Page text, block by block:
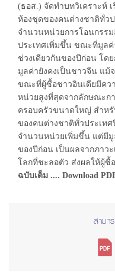
(ธอส.) จัดทำบทวิเคราะห์
ห้องชุดของคนต่างชาติทั่วป
จำนวนหน่วยการโอนกรร
ประเทศเพิ่มขึ้น ขณะที่มูลค่
ช่วงเดียวกันของปีก่อน โด
มูลค่ายังคงเป็นชาวจีน แม้
ขณะที่ผู้ซื้อชาวอินเดียมีคว
หน่วยสูงที่สุดจากลักษณะก
ครอบครัวขนาดใหญ่ สำห
ของคนต่างชาติทั่วประเทศ
จำนวนหน่วยเพิ่มขึ้น แต่มีมู
ของปีก่อน เป็นผลจากภาว
โลกที่ชะลอตัว ส่งผลให้ผู้ซื้
ฉบับเต็ม .... Download
สามา